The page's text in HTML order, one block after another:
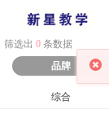
筛选出 0 条数据
品牌
综合